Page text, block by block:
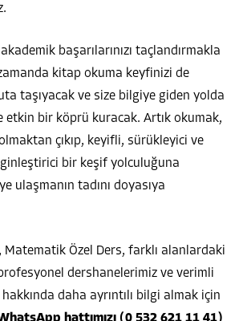
başarılarınızı taçlandırmakla
kitap okuma keyfinizi de
taşıyacak ve size bilgiye giden yolda
etkin bir köprü kuracak. Artık okumak,
çıkıp, keyifli, sürükleyici ve
bir keşif yolculuğuna
ulaşmanın tadını doyasıya
Matematik Özel Ders, farklı alanlardaki
dershanelerimiz ve verimli
daha ayrıntılı bilgi almak için
hattımızı (0 532 621 11 41)